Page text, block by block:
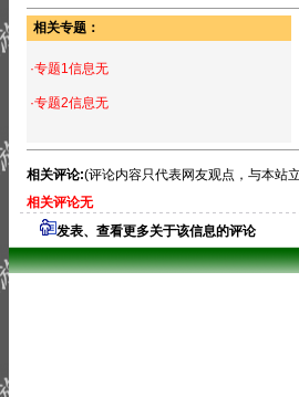
相关专题：
·专题1信息无
·专题2信息无
相关评论:(评论内容只代表网友观点，与本站
相关评论无
发表、查看更多关于该信息的评论